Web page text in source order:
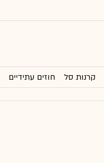
קרנות סל חוזים עתידיים